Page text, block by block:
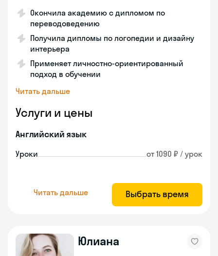
Окончила академию с дипломом по
переводоведению
Получила дипломы по логопедии и дизайну
интерьера
Применяет личностно-ориентированный
подход в обучении
Читать дальше
Услуги и цены
Английский язык
Уроки от 1090 ₽ / урок
Читать дальше Выбрать время
Юлиана